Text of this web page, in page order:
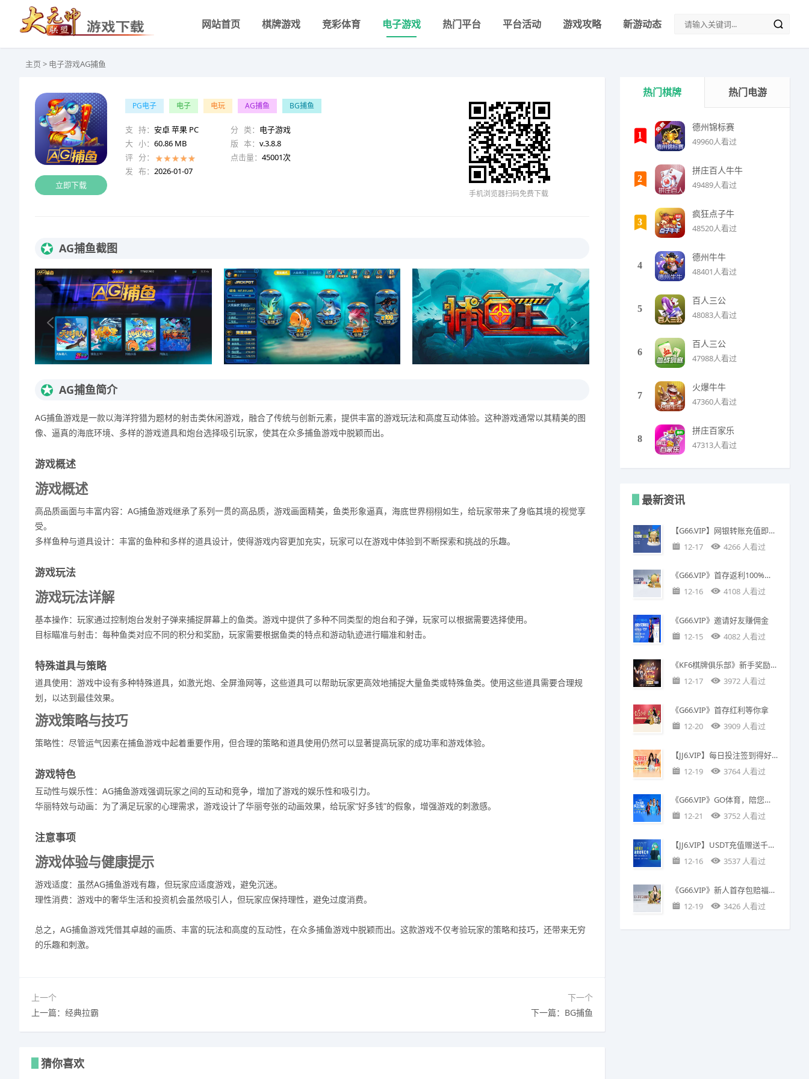
网站首页 棋牌游戏 竞彩体育 电子游戏 热门平台 平台活动 游戏攻略 新游动态
主页 > 电子游戏AG捕鱼
立即下载
PG电子 电子 电玩 AG捕鱼 BG捕鱼
支 持： 安卓 苹果 PC 分 类： 电子游戏
大 小： 60.86 MB 版 本：v.3.8.8
评 分：
点击量：45001次
发 布： 2026-01-07
手机浏览器扫码免费下载
★ AG捕鱼截图
★ AG捕鱼简介
AG捕鱼游戏是一款以海洋狩猎为题材的射击类休闲游戏，融合了传统与创新元素，提供丰富的游戏玩法和高度互动体验。这种游戏通常以其精美的图
像、逼真的海底环境、多样的游戏道具和炮台选择吸引玩家，使其在众多捕鱼游戏中脱颖而出。
游戏概述
游戏概述
高品质画面与丰富内容：AG捕鱼游戏继承了系列一贯的高品质，游戏画面精美，鱼类形象逼真，海底世界栩栩如生，给玩家带来了身临其境的视觉享
受。
多样鱼种与道具设计：丰富的鱼种和多样的道具设计，使得游戏内容更加充实，玩家可以在游戏中体验到不断探索和挑战的乐趣。
游戏玩法
游戏玩法详解
基本操作：玩家通过控制炮台发射子弹来捕捉屏幕上的鱼类。游戏中提供了多种不同类型的炮台和子弹，玩家可以根据需要选择使用。
目标瞄准与射击：每种鱼类对应不同的积分和奖励，玩家需要根据鱼类的特点和游动轨迹进行瞄准和射击。
特殊道具与策略
道具使用：游戏中设有多种特殊道具，如激光炮、全屏渔网等，这些道具可以帮助玩家更高效地捕捉大量鱼类或特殊鱼类。使用这些道具需要合理规
划，以达到最佳效果。
游戏策略与技巧
策略性：尽管运气因素在捕鱼游戏中起着重要作用，但合理的策略和道具使用仍然可以显著提高玩家的成功率和游戏体验。
游戏特色
互动性与娱乐性：AG捕鱼游戏强调玩家之间的互动和竞争，增加了游戏的娱乐性和吸引力。
华丽特效与动画：为了满足玩家的心理需求，游戏设计了华丽夸张的动画效果，给玩家“好多钱”的假象，增强游戏的刺激感。
注意事项
游戏体验与健康提示
游戏适度：虽然AG捕鱼游戏有趣，但玩家应适度游戏，避免沉迷。
理性消费：游戏中的奢华生活和投资机会虽然吸引人，但玩家应保持理性，避免过度消费。
总之，AG捕鱼游戏凭借其卓越的画质、丰富的玩法和高度的互动性，在众多捕鱼游戏中脱颖而出。这款游戏不仅考验玩家的策略和技巧，还带来无穷
的乐趣和刺激。
上一个
上一篇：经典拉霸
下一个
下一篇：BG捕鱼
猜你喜欢
热门棋牌 热门电游
1
德州锦标赛
49960人看过
2
拼庄百人牛牛
49489人看过
3
疯狂点子牛
48520人看过
4
德州牛牛
48401人看过
5
百人三公
48083人看过
6
百人三公
47988人看过
7
火爆牛牛
47360人看过
8
拼庄百家乐
47313人看过
最新资讯
【G66.VIP】网银转账充值即赠1088金币
12-17
4266 人看过
《G66.VIP》首存返利100%，最高赠送1000元
12-16
4108 人看过
《G66.VIP》邀请好友赚佣金
12-15
4082 人看过
《KF6棋牌俱乐部》新手奖励；升级为正式账号送5金币
12-17
3972 人看过
《G66.VIP》首存红利等你拿
12-20
3909 人看过
【JJ6.VIP】每日投注签到得好礼
12-19
3764 人看过
《G66.VIP》GO体育，陪您观赛又送彩金888
12-21
3752 人看过
【JJ6.VIP】USDT充值赠送千元返利优惠
12-16
3537 人看过
《G66.VIP》新人首存包赔福利：首单投注包赔388
12-19
3426 人看过